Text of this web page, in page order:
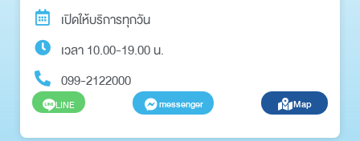
เปิดให้บริการทุกวัน
เวลา 10.00-19.00 น.
099-2122000
LINE messenger Map